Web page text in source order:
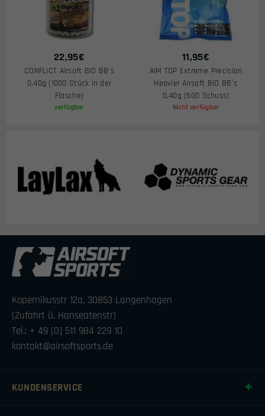
22,95€
CONFLICT Airsoft BIO BB's
0.40g (1000 Stück in der
Flasche)
verfügbar
11,95€
AIM TOP Extreme Precision
Heavier Airsoft BIO BB´s
0,40g (500 Schuss)
Nicht verfügbar
Kopernikusstr 12a, 30853 Langenhagen
(Zufahrt ü. Hanseatenstr)
Tel.: + 49 [0] 511 984 229 10
kontakt@airsoftsports.de
KUNDENSERVICE